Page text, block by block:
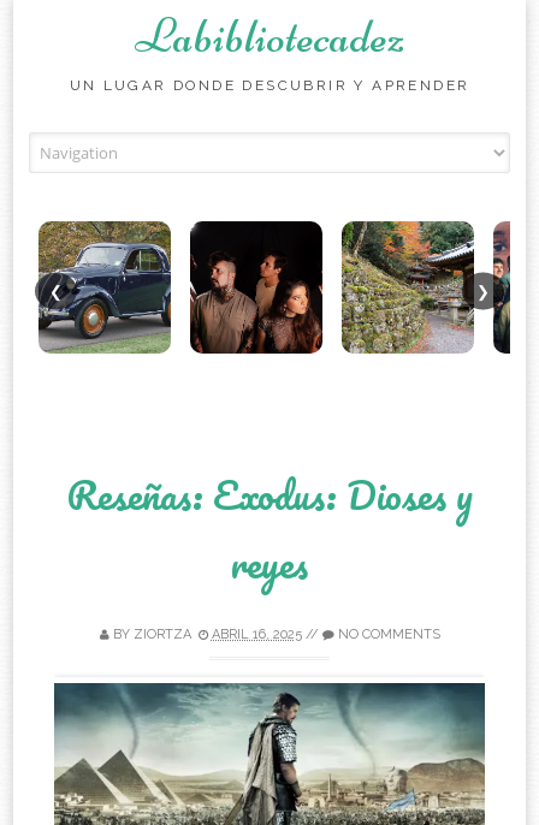
Labibliotecadez
UN LUGAR DONDE DESCUBRIR Y APRENDER
❮ ❯
Reseñas: Exodus: Dioses y
reyes
BY ZIORTZA ABRIL 16, 2025// NO COMMENTS